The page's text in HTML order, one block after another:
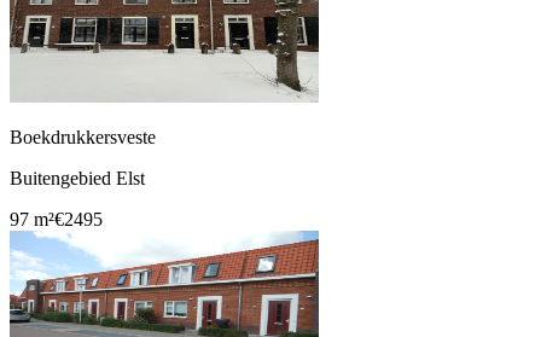
Boekdrukkersveste
Buitengebied Elst
97 m²€2495